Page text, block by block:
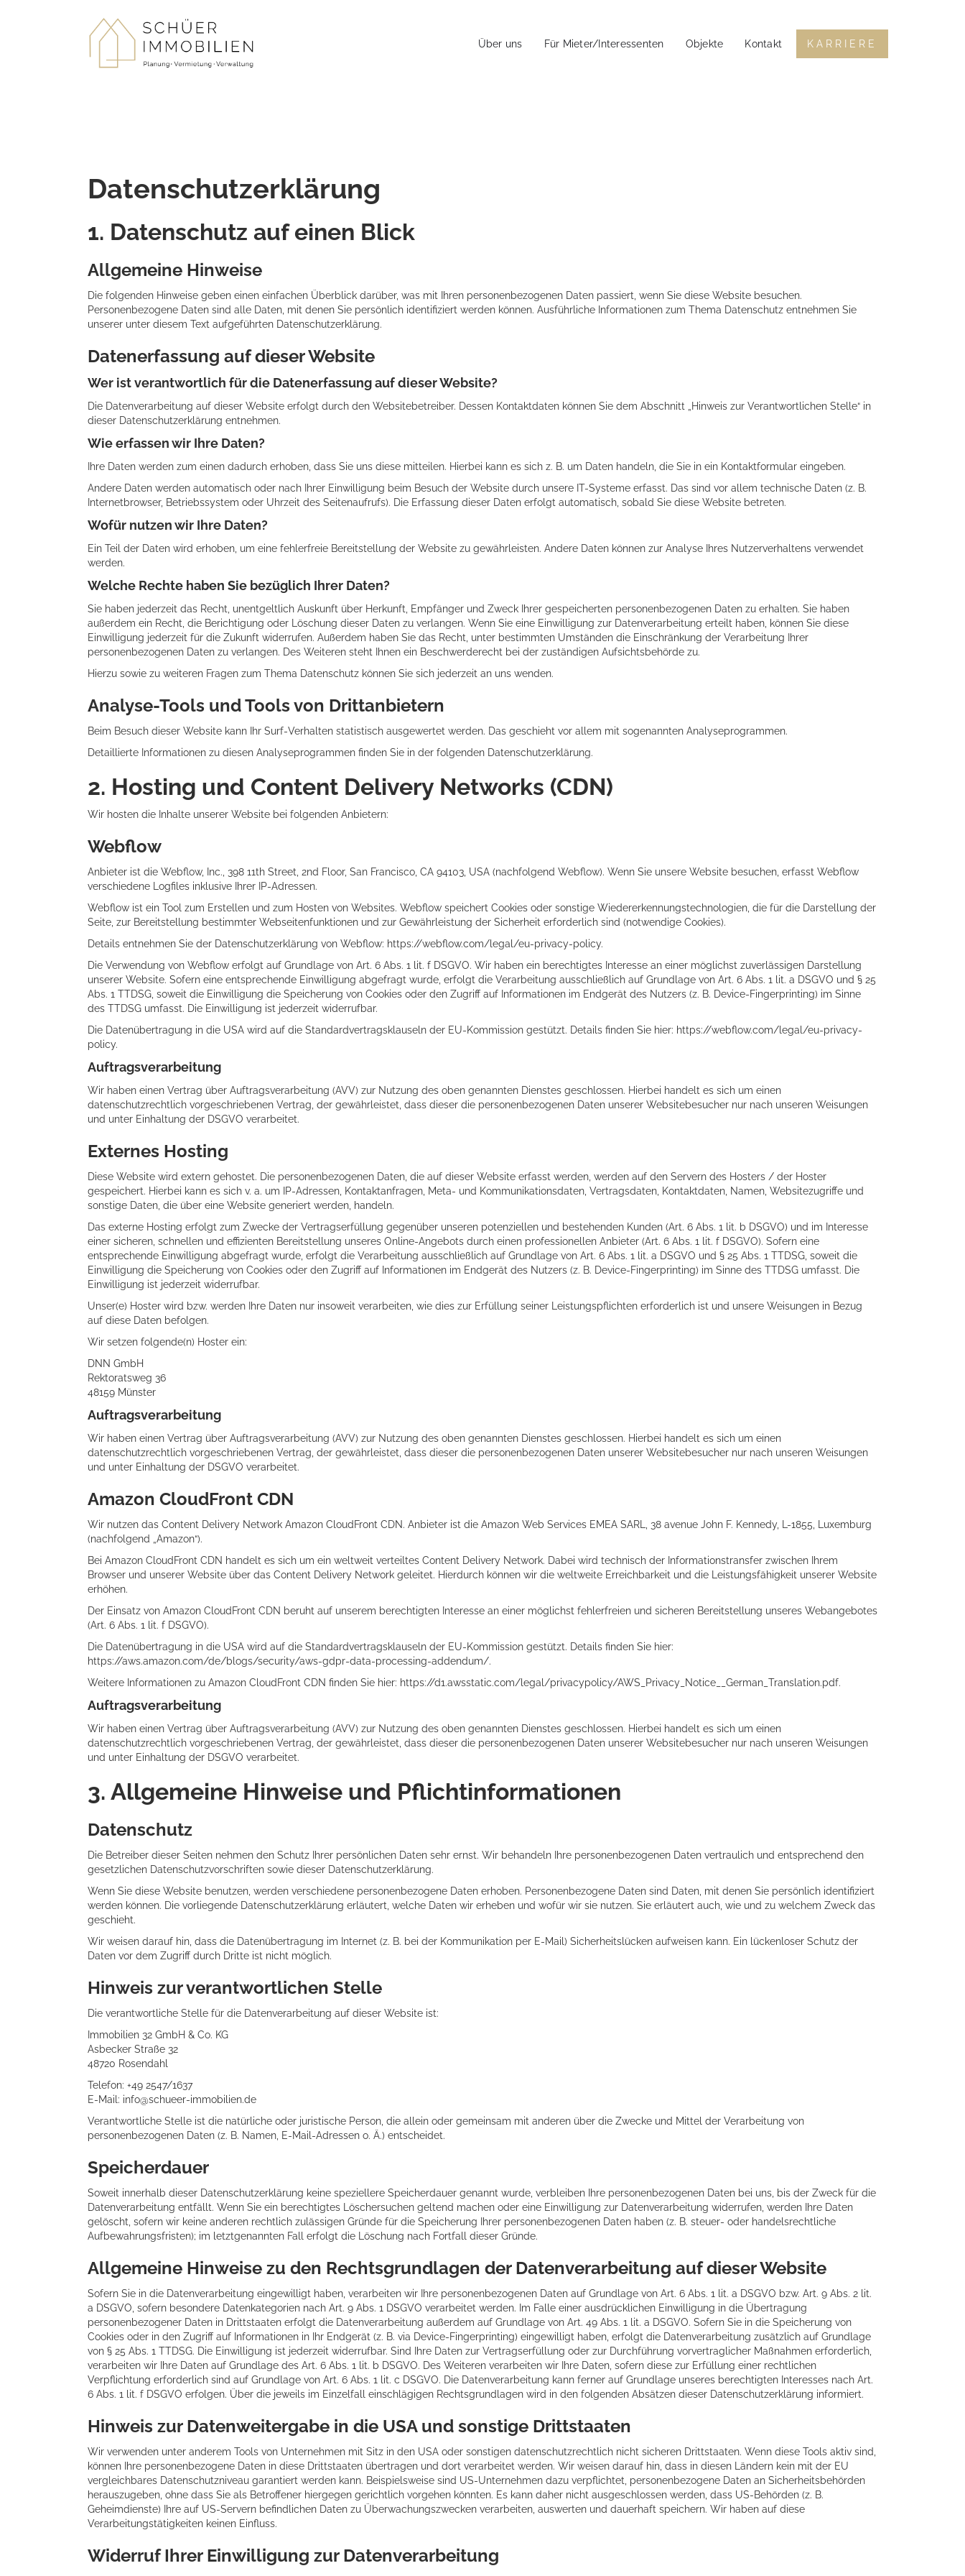
Über uns Für Mieter/Interessenten Objekte Kontakt KARRIERE
Datenschutz­erklärung
1. Datenschutz auf einen Blick
Allgemeine Hinweise
Die folgenden Hinweise geben einen einfachen Überblick darüber, was mit Ihren personenbezogenen Daten passiert, wenn Sie diese Website besuchen.
Personenbezogene Daten sind alle Daten, mit denen Sie persönlich identifiziert werden können. Ausführliche Informationen zum Thema Datenschutz entnehmen Sie
unserer unter diesem Text aufgeführten Datenschutzerklärung.
Datenerfassung auf dieser Website
Wer ist verantwortlich für die Datenerfassung auf dieser Website?
Die Datenverarbeitung auf dieser Website erfolgt durch den Websitebetreiber. Dessen Kontaktdaten können Sie dem Abschnitt „Hinweis zur Verantwortlichen Stelle“ in
dieser Datenschutzerklärung entnehmen.
Wie erfassen wir Ihre Daten?
Ihre Daten werden zum einen dadurch erhoben, dass Sie uns diese mitteilen. Hierbei kann es sich z. B. um Daten handeln, die Sie in ein Kontaktformular eingeben.
Andere Daten werden automatisch oder nach Ihrer Einwilligung beim Besuch der Website durch unsere IT-Systeme erfasst. Das sind vor allem technische Daten (z. B.
Internetbrowser, Betriebssystem oder Uhrzeit des Seitenaufrufs). Die Erfassung dieser Daten erfolgt automatisch, sobald Sie diese Website betreten.
Wofür nutzen wir Ihre Daten?
Ein Teil der Daten wird erhoben, um eine fehlerfreie Bereitstellung der Website zu gewährleisten. Andere Daten können zur Analyse Ihres Nutzerverhaltens verwendet
werden.
Welche Rechte haben Sie bezüglich Ihrer Daten?
Sie haben jederzeit das Recht, unentgeltlich Auskunft über Herkunft, Empfänger und Zweck Ihrer gespeicherten personenbezogenen Daten zu erhalten. Sie haben
außerdem ein Recht, die Berichtigung oder Löschung dieser Daten zu verlangen. Wenn Sie eine Einwilligung zur Datenverarbeitung erteilt haben, können Sie diese
Einwilligung jederzeit für die Zukunft widerrufen. Außerdem haben Sie das Recht, unter bestimmten Umständen die Einschränkung der Verarbeitung Ihrer
personenbezogenen Daten zu verlangen. Des Weiteren steht Ihnen ein Beschwerderecht bei der zuständigen Aufsichtsbehörde zu.
Hierzu sowie zu weiteren Fragen zum Thema Datenschutz können Sie sich jederzeit an uns wenden.
Analyse-Tools und Tools von Dritt­anbietern
Beim Besuch dieser Website kann Ihr Surf-Verhalten statistisch ausgewertet werden. Das geschieht vor allem mit sogenannten Analyseprogrammen.
Detaillierte Informationen zu diesen Analyseprogrammen finden Sie in der folgenden Datenschutzerklärung.
2. Hosting und Content Delivery Networks (CDN)
Wir hosten die Inhalte unserer Website bei folgenden Anbietern:
Webflow
Anbieter ist die Webflow, Inc., 398 11th Street, 2nd Floor, San Francisco, CA 94103, USA (nachfolgend Webflow). Wenn Sie unsere Website besuchen, erfasst Webflow
verschiedene Logfiles inklusive Ihrer IP-Adressen.
Webflow ist ein Tool zum Erstellen und zum Hosten von Websites. Webflow speichert Cookies oder sonstige Wiedererkennungstechnologien, die für die Darstellung der
Seite, zur Bereitstellung bestimmter Webseitenfunktionen und zur Gewährleistung der Sicherheit erforderlich sind (notwendige Cookies).
Details entnehmen Sie der Datenschutzerklärung von Webflow: https://webflow.com/legal/eu-privacy-policy.
Die Verwendung von Webflow erfolgt auf Grundlage von Art. 6 Abs. 1 lit. f DSGVO. Wir haben ein berechtigtes Interesse an einer möglichst zuverlässigen Darstellung
unserer Website. Sofern eine entsprechende Einwilligung abgefragt wurde, erfolgt die Verarbeitung ausschließlich auf Grundlage von Art. 6 Abs. 1 lit. a DSGVO und § 25
Abs. 1 TTDSG, soweit die Einwilligung die Speicherung von Cookies oder den Zugriff auf Informationen im Endgerät des Nutzers (z. B. Device-Fingerprinting) im Sinne
des TTDSG umfasst. Die Einwilligung ist jederzeit widerrufbar.
Die Datenübertragung in die USA wird auf die Standardvertragsklauseln der EU-Kommission gestützt. Details finden Sie hier: https://webflow.com/legal/eu-privacy-
policy.
Auftragsverarbeitung
Wir haben einen Vertrag über Auftragsverarbeitung (AVV) zur Nutzung des oben genannten Dienstes geschlossen. Hierbei handelt es sich um einen
datenschutzrechtlich vorgeschriebenen Vertrag, der gewährleistet, dass dieser die personenbezogenen Daten unserer Websitebesucher nur nach unseren Weisungen
und unter Einhaltung der DSGVO verarbeitet.
Externes Hosting
Diese Website wird extern gehostet. Die personenbezogenen Daten, die auf dieser Website erfasst werden, werden auf den Servern des Hosters / der Hoster
gespeichert. Hierbei kann es sich v. a. um IP-Adressen, Kontaktanfragen, Meta- und Kommunikationsdaten, Vertragsdaten, Kontaktdaten, Namen, Websitezugriffe und
sonstige Daten, die über eine Website generiert werden, handeln.
Das externe Hosting erfolgt zum Zwecke der Vertragserfüllung gegenüber unseren potenziellen und bestehenden Kunden (Art. 6 Abs. 1 lit. b DSGVO) und im Interesse
einer sicheren, schnellen und effizienten Bereitstellung unseres Online-Angebots durch einen professionellen Anbieter (Art. 6 Abs. 1 lit. f DSGVO). Sofern eine
entsprechende Einwilligung abgefragt wurde, erfolgt die Verarbeitung ausschließlich auf Grundlage von Art. 6 Abs. 1 lit. a DSGVO und § 25 Abs. 1 TTDSG, soweit die
Einwilligung die Speicherung von Cookies oder den Zugriff auf Informationen im Endgerät des Nutzers (z. B. Device-Fingerprinting) im Sinne des TTDSG umfasst. Die
Einwilligung ist jederzeit widerrufbar.
Unser(e) Hoster wird bzw. werden Ihre Daten nur insoweit verarbeiten, wie dies zur Erfüllung seiner Leistungspflichten erforderlich ist und unsere Weisungen in Bezug
auf diese Daten befolgen.
Wir setzen folgende(n) Hoster ein:
DNN GmbH
Rektoratsweg 36
48159 Münster
Auftragsverarbeitung
Wir haben einen Vertrag über Auftragsverarbeitung (AVV) zur Nutzung des oben genannten Dienstes geschlossen. Hierbei handelt es sich um einen
datenschutzrechtlich vorgeschriebenen Vertrag, der gewährleistet, dass dieser die personenbezogenen Daten unserer Websitebesucher nur nach unseren Weisungen
und unter Einhaltung der DSGVO verarbeitet.
Amazon CloudFront CDN
Wir nutzen das Content Delivery Network Amazon CloudFront CDN. Anbieter ist die Amazon Web Services EMEA SARL, 38 avenue John F. Kennedy, L-1855, Luxemburg
(nachfolgend „Amazon“).
Bei Amazon CloudFront CDN handelt es sich um ein weltweit verteiltes Content Delivery Network. Dabei wird technisch der Informationstransfer zwischen Ihrem
Browser und unserer Website über das Content Delivery Network geleitet. Hierdurch können wir die weltweite Erreichbarkeit und die Leistungsfähigkeit unserer Website
erhöhen.
Der Einsatz von Amazon CloudFront CDN beruht auf unserem berechtigten Interesse an einer möglichst fehlerfreien und sicheren Bereitstellung unseres Webangebotes
(Art. 6 Abs. 1 lit. f DSGVO).
Die Datenübertragung in die USA wird auf die Standardvertragsklauseln der EU-Kommission gestützt. Details finden Sie hier:
https://aws.amazon.com/de/blogs/security/aws-gdpr-data-processing-addendum/.
Weitere Informationen zu Amazon CloudFront CDN finden Sie hier: https://d1.awsstatic.com/legal/privacypolicy/AWS_Privacy_Notice__German_Translation.pdf.
Auftragsverarbeitung
Wir haben einen Vertrag über Auftragsverarbeitung (AVV) zur Nutzung des oben genannten Dienstes geschlossen. Hierbei handelt es sich um einen
datenschutzrechtlich vorgeschriebenen Vertrag, der gewährleistet, dass dieser die personenbezogenen Daten unserer Websitebesucher nur nach unseren Weisungen
und unter Einhaltung der DSGVO verarbeitet.
3. Allgemeine Hinweise und Pflicht­informationen
Datenschutz
Die Betreiber dieser Seiten nehmen den Schutz Ihrer persönlichen Daten sehr ernst. Wir behandeln Ihre personenbezogenen Daten vertraulich und entsprechend den
gesetzlichen Datenschutzvorschriften sowie dieser Datenschutzerklärung.
Wenn Sie diese Website benutzen, werden verschiedene personenbezogene Daten erhoben. Personenbezogene Daten sind Daten, mit denen Sie persönlich identifiziert
werden können. Die vorliegende Datenschutzerklärung erläutert, welche Daten wir erheben und wofür wir sie nutzen. Sie erläutert auch, wie und zu welchem Zweck das
geschieht.
Wir weisen darauf hin, dass die Datenübertragung im Internet (z. B. bei der Kommunikation per E-Mail) Sicherheitslücken aufweisen kann. Ein lückenloser Schutz der
Daten vor dem Zugriff durch Dritte ist nicht möglich.
Hinweis zur verantwortlichen Stelle
Die verantwortliche Stelle für die Datenverarbeitung auf dieser Website ist:
Immobilien 32 GmbH & Co. KG
Asbecker Straße 32
48720 Rosendahl
Telefon: +49 2547/1637
E-Mail: info@schueer-immobilien.de
Verantwortliche Stelle ist die natürliche oder juristische Person, die allein oder gemeinsam mit anderen über die Zwecke und Mittel der Verarbeitung von
personenbezogenen Daten (z. B. Namen, E-Mail-Adressen o. Ä.) entscheidet.
Speicherdauer
Soweit innerhalb dieser Datenschutzerklärung keine speziellere Speicherdauer genannt wurde, verbleiben Ihre personenbezogenen Daten bei uns, bis der Zweck für die
Datenverarbeitung entfällt. Wenn Sie ein berechtigtes Löschersuchen geltend machen oder eine Einwilligung zur Datenverarbeitung widerrufen, werden Ihre Daten
gelöscht, sofern wir keine anderen rechtlich zulässigen Gründe für die Speicherung Ihrer personenbezogenen Daten haben (z. B. steuer- oder handelsrechtliche
Aufbewahrungsfristen); im letztgenannten Fall erfolgt die Löschung nach Fortfall dieser Gründe.
Allgemeine Hinweise zu den Rechtsgrundlagen der Datenverarbeitung auf dieser Website
Sofern Sie in die Datenverarbeitung eingewilligt haben, verarbeiten wir Ihre personenbezogenen Daten auf Grundlage von Art. 6 Abs. 1 lit. a DSGVO bzw. Art. 9 Abs. 2 lit.
a DSGVO, sofern besondere Datenkategorien nach Art. 9 Abs. 1 DSGVO verarbeitet werden. Im Falle einer ausdrücklichen Einwilligung in die Übertragung
personenbezogener Daten in Drittstaaten erfolgt die Datenverarbeitung außerdem auf Grundlage von Art. 49 Abs. 1 lit. a DSGVO. Sofern Sie in die Speicherung von
Cookies oder in den Zugriff auf Informationen in Ihr Endgerät (z. B. via Device-Fingerprinting) eingewilligt haben, erfolgt die Datenverarbeitung zusätzlich auf Grundlage
von § 25 Abs. 1 TTDSG. Die Einwilligung ist jederzeit widerrufbar. Sind Ihre Daten zur Vertragserfüllung oder zur Durchführung vorvertraglicher Maßnahmen erforderlich,
verarbeiten wir Ihre Daten auf Grundlage des Art. 6 Abs. 1 lit. b DSGVO. Des Weiteren verarbeiten wir Ihre Daten, sofern diese zur Erfüllung einer rechtlichen
Verpflichtung erforderlich sind auf Grundlage von Art. 6 Abs. 1 lit. c DSGVO. Die Datenverarbeitung kann ferner auf Grundlage unseres berechtigten Interesses nach Art.
6 Abs. 1 lit. f DSGVO erfolgen. Über die jeweils im Einzelfall einschlägigen Rechtsgrundlagen wird in den folgenden Absätzen dieser Datenschutzerklärung informiert.
Hinweis zur Datenweitergabe in die USA und sonstige Drittstaaten
Wir verwenden unter anderem Tools von Unternehmen mit Sitz in den USA oder sonstigen datenschutzrechtlich nicht sicheren Drittstaaten. Wenn diese Tools aktiv sind,
können Ihre personenbezogene Daten in diese Drittstaaten übertragen und dort verarbeitet werden. Wir weisen darauf hin, dass in diesen Ländern kein mit der EU
vergleichbares Datenschutzniveau garantiert werden kann. Beispielsweise sind US-Unternehmen dazu verpflichtet, personenbezogene Daten an Sicherheitsbehörden
herauszugeben, ohne dass Sie als Betroffener hiergegen gerichtlich vorgehen könnten. Es kann daher nicht ausgeschlossen werden, dass US-Behörden (z. B.
Geheimdienste) Ihre auf US-Servern befindlichen Daten zu Überwachungszwecken verarbeiten, auswerten und dauerhaft speichern. Wir haben auf diese
Verarbeitungstätigkeiten keinen Einfluss.
Widerruf Ihrer Einwilligung zur Datenverarbeitung